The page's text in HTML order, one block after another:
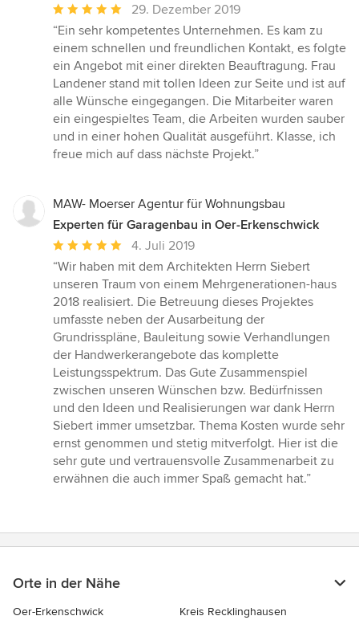
Durchschnittliche
Bewertung:
5
von
5
Sternen
29. Dezember 2019
“Ein sehr kompetentes Unternehmen. Es kam zu
einem schnellen und freundlichen Kontakt, es folgte
ein Angebot mit einer direkten Beauftragung. Frau
Landener stand mit tollen Ideen zur Seite und ist auf
alle Wünsche eingegangen. Die Mitarbeiter waren
ein eingespieltes Team, die Arbeiten wurden sauber
und in einer hohen Qualität ausgeführt. Klasse, ich
freue mich auf dass nächste Projekt.”
MAW- Moerser Agentur für Wohnungsbau
Experten für Garagenbau in Oer-Erkenschwick
Durchschnittliche
Bewertung:
5
von
5
Sternen
4. Juli 2019
“Wir haben mit dem Architekten Herrn Siebert
unseren Traum von einem Mehrgenerationen-haus
2018 realisiert. Die Betreuung dieses Projektes
umfasste neben der Ausarbeitung der
Grundrisspläne, Bauleitung sowie Verhandlungen
der Handwerkerangebote das komplette
Leistungsspektrum. Das Gute Zusammenspiel
zwischen unseren Wünschen bzw. Bedürfnissen
und den Ideen und Realisierungen war dank Herrn
Siebert immer umsetzbar. Thema Kosten wurde sehr
ernst genommen und stetig mitverfolgt. Hier ist die
sehr gute und vertrauensvolle Zusammenarbeit zu
erwähnen die auch immer Spaß gemacht hat.”
Orte in der Nähe
Oer-Erkenschwick
Kreis Recklinghausen